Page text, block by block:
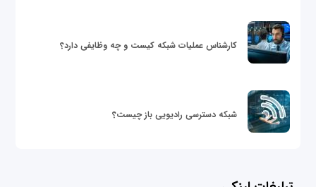
کارشناس عملیات شبکه کیست و چه وظایفی دارد؟
شبکه دسترسی رادیویی باز چیست؟